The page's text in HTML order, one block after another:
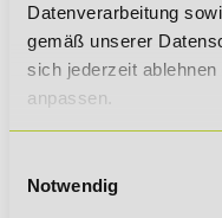
Datenverarbeitung
gemäß unserer
sich jederzeit
anpassen.
Notwendig
Sie möchten mehr über
empfehlen wir dir Ihnen
Grundkomponenten und
Einsatzbereiche,
Datenmanagement, IT-